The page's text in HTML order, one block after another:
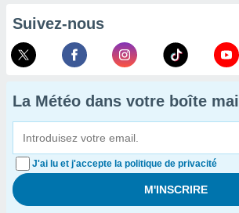
Suivez-nous
La Météo dans votre boîte mail
J'ai lu et j'accepte la politique de privacité